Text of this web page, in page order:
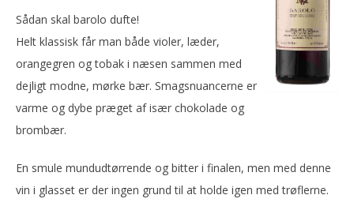
Sådan skal barolo dufte!
Helt klassisk får man både violer, læder,
orangegren og tobak i næsen sammen med
dejligt modne, mørke bær. Smagsnuancerne er
varme og dybe præget af især chokolade og
brombær.
En smule mundudtørrende og bitter i finalen, men med denne
vin i glasset er der ingen grund til at holde igen med trøflerne.